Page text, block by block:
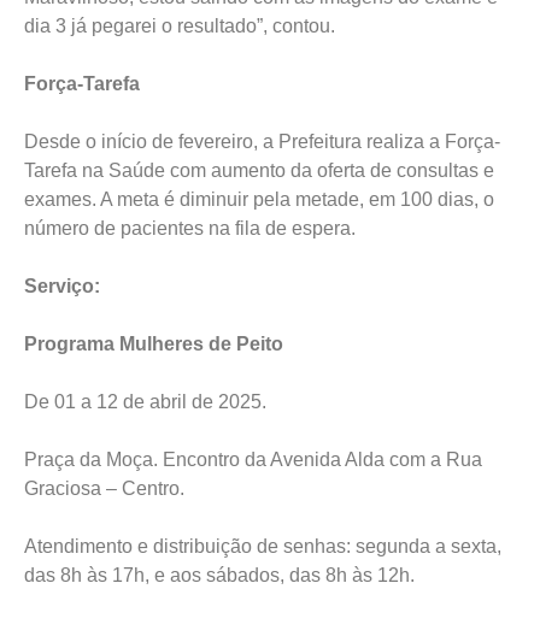
dia 3 já pegarei o resultado”, contou.
Força-Tarefa
Desde o início de fevereiro, a Prefeitura realiza a Força-
Tarefa na Saúde com aumento da oferta de consultas e
exames. A meta é diminuir pela metade, em 100 dias, o
número de pacientes na fila de espera.
Serviço:
Programa Mulheres de Peito
De 01 a 12 de abril de 2025.
Praça da Moça. Encontro da Avenida Alda com a Rua
Graciosa – Centro.
Atendimento e distribuição de senhas: segunda a sexta,
das 8h às 17h, e aos sábados, das 8h às 12h.